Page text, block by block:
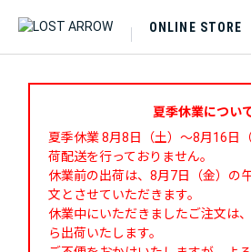
ONLINE STORE
夏季休業につい
夏季休業 8月8日（土）～8月16日
荷配送を行っておりません。
休業前の出荷は、8月7日（金）の
文とさせていただきます。
休業中にいただきましたご注文は
ら出荷いたします。